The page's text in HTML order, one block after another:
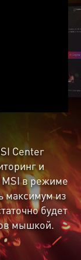
Center
и
MSI в режиме
максимум из
будет
мышкой.